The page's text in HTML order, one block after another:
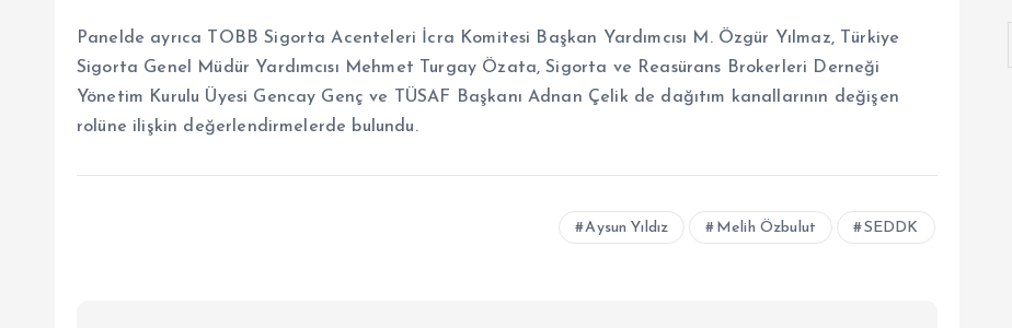
Panelde ayrıca TOBB Sigorta Acenteleri İcra Komitesi Başkan Yardımcısı M. Özgür Yılmaz, Türkiye
Sigorta Genel Müdür Yardımcısı Mehmet Turgay Özata, Sigorta ve Reasürans Brokerleri Derneği
Yönetim Kurulu Üyesi Gencay Genç ve TÜSAF Başkanı Adnan Çelik de dağıtım kanallarının değişen
rolüne ilişkin değerlendirmelerde bulundu.
Aysun Yıldız Melih Özbulut SEDDK